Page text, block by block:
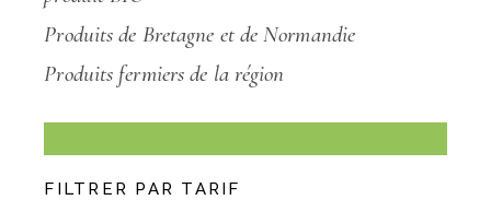
Produits de Bretagne et de Normandie
Produits fermiers de la région
FILTRER PAR TARIF